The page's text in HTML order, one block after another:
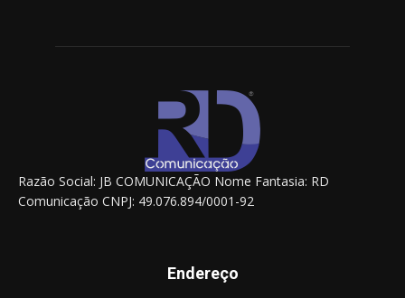
Razão Social: JB COMUNICAÇÃO Nome Fantasia: RD
Comunicação CNPJ: 49.076.894/0001-92
Endereço